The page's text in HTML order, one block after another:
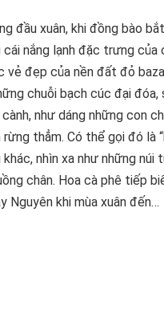
đầu xuân, khi đồng bào
nắng lạnh đặc trưng
vẻ đẹp của nền đất đỏ
chuỗi bạch cúc đại
như dáng những con
thẳm. Có thể gọi đó là
nhìn xa như những
chân. Hoa cà phê tiếp
Nguyên khi mùa xuân đến…